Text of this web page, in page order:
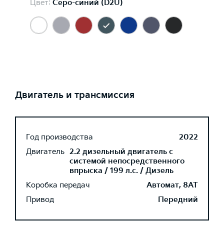
Цвет: Серо-синий (D2U)
Двигатель и трансмиссия
Год производства
2022
Двигатель 2.2 дизельный двигатель с
системой непосредственного
впрыска / 199 л.с. / Дизель
Коробка передач
Автомат, 8AT
Привод
Передний